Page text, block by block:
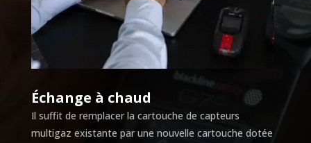
Échange à chaud
Il suffit de remplacer la cartouche de capteurs
multigaz existante par une nouvelle cartouche dotée